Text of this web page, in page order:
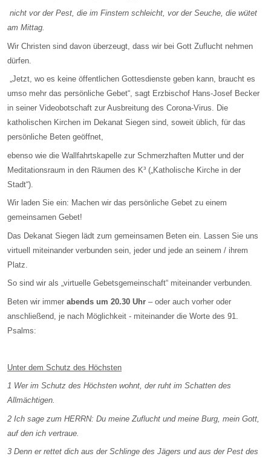
nicht vor der Pest, die im Finstern schleicht, vor der Seuche, die wütet
am Mittag.
Wir Christen sind davon überzeugt, dass wir bei Gott Zuflucht nehmen
dürfen.
„Jetzt, wo es keine öffentlichen Gottesdienste geben kann, braucht es
umso mehr das persönliche Gebet“, sagt Erzbischof Hans-Josef Becker
in seiner Videobotschaft zur Ausbreitung des Corona-Virus. Die
katholischen Kirchen im Dekanat Siegen sind, soweit üblich, für das
persönliche Beten geöffnet,
ebenso wie die Wallfahrtskapelle zur Schmerzhaften Mutter und der
Meditationsraum in den Räumen des K³ („Katholische Kirche in der
Stadt“).
Wir laden Sie ein: Machen wir das persönliche Gebet zu einem
gemeinsamen Gebet!
Das Dekanat Siegen lädt zum gemeinsamen Beten ein. Lassen Sie uns
virtuell miteinander verbunden sein, jeder und jede an seinem / ihrem
Platz.
So sind wir als „virtuelle Gebetsgemeinschaft“ miteinander verbunden.
Beten wir immer abends um 20.30 Uhr – oder auch vorher oder
anschließend, je nach Möglichkeit - miteinander die Worte des 91.
Psalms:
Unter dem Schutz des Höchsten
1 Wer im Schutz des Höchsten wohnt, der ruht im Schatten des
Allmächtigen.
2 Ich sage zum HERRN: Du meine Zuflucht und meine Burg, mein Gott,
auf den ich vertraue.
3 Denn er rettet dich aus der Schlinge des Jägers und aus der Pest des